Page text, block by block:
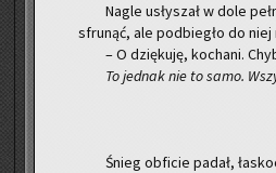
Nagle usły­szał w dole
sfru­nąć, ale pod­bie­gło do
– O dzię­ku­ję, ko­cha­ni.
To jed­nak nie to samo.
*
Śnieg ob­fi­cie padał,